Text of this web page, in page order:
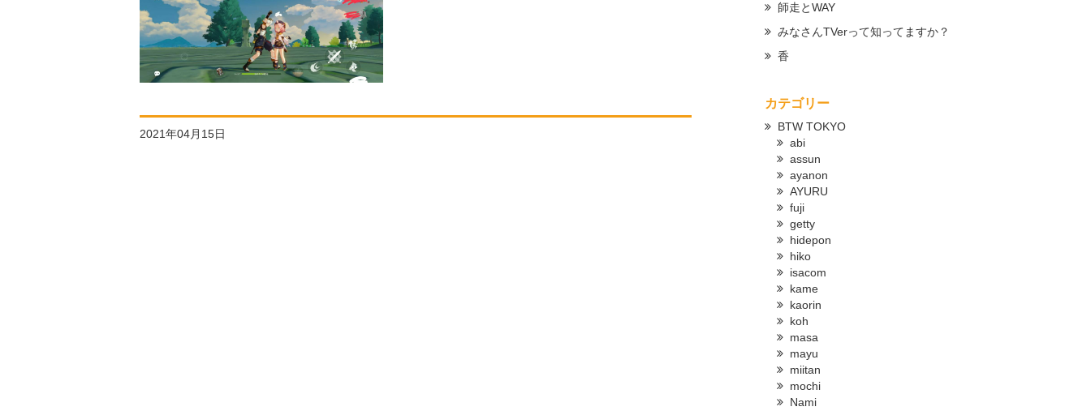
2021年04月15日
師走とWAY
みなさんTVerって知ってますか？
香
カテゴリー
BTW TOKYO
abi
assun
ayanon
AYURU
fuji
getty
hidepon
hiko
isacom
kame
kaorin
koh
masa
mayu
miitan
mochi
Nami